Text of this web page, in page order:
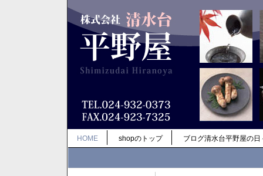
HOME shopのトップ ブログ清水台平野屋の日